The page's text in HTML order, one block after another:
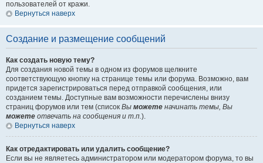
пользователей от кражи.
Вернуться наверх
Создание и размещение сообщений
Как создать новую тему?
Для создания новой темы в одном из форумов щелкните
соответствующую кнопку на странице темы или форума. Возможно, вам
придется зарегистрироваться перед отправкой сообщения, или
созданием темы. Доступные вам возможности перечислены внизу
страниц форумов или тем (список Вы можете начинать темы, Вы
можете отвечать на сообщения и т.п.).
Вернуться наверх
Как отредактировать или удалить сообщение?
Если вы не являетесь администратором или модератором форума, то вы